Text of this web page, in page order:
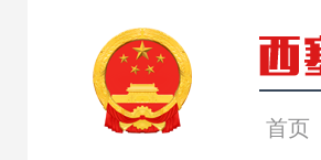
首页